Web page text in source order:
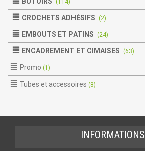
(114)
CROCHETS ADHÉSIFS (2)
EMBOUTS ET PATINS (24)
ENCADREMENT ET CIMAISES (63)
Promo (1)
Tubes et accessoires (8)
INFORMATIONS